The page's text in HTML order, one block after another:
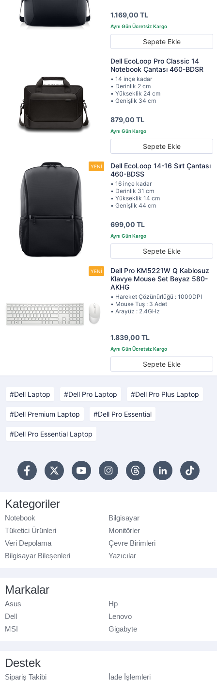
1.169,00 TL
Sepete Ekle
Dell EcoLoop Pro Classic 14
Notebook Çantası 460-BDSR
• 14 inçe kadar
• Derinlik 2 cm
• Yükseklik 24 cm
• Genişlik 34 cm
879,00 TL
Sepete Ekle
Dell EcoLoop 14-16 Sırt Çantası
460-BDSS
• 16 inçe kadar
• Derinlik 31 cm
• Yükseklik 14 cm
• Genişlik 44 cm
699,00 TL
Sepete Ekle
Dell Pro KM5221W Q Kablosuz
Klavye Mouse Set Beyaz 580-
AKHG
• Hareket Çözünürlüğü : 1000DPI
• Mouse Tuş : 3 Adet
• Arayüz : 2.4GHz
1.839,00 TL
Sepete Ekle
Dell Laptop Dell Pro Laptop Dell Pro Plus Laptop
Dell Premium Laptop Dell Pro Essential
Dell Pro Essential Laptop
Kategoriler
Notebook
Bilgisayar
Tüketici Ürünleri
Monitörler
Veri Depolama
Çevre Birimleri
Bilgisayar Bileşenleri
Yazıcılar
Markalar
Asus
Hp
Dell
Lenovo
MSI
Gigabyte
Destek
Sipariş Takibi İade İşlemleri